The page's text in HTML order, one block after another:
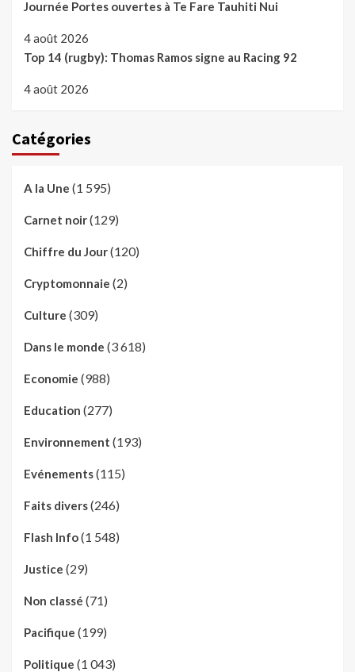
Journée Portes ouvertes à Te Fare Tauhiti Nui
4 août 2026
Top 14 (rugby): Thomas Ramos signe au Racing 92
4 août 2026
Catégories
A la Une (1 595)
Carnet noir(129)
Chiffre du Jour(120)
Cryptomonnaie (2)
Culture (309)
Dans le monde (3 618)
Economie (988)
Education (277)
Environnement (193)
Evénements(115)
Faits divers(246)
Flash Info(1 548)
Justice (29)
Non classé (71)
Pacifique (199)
Politique (1 043)